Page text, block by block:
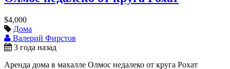
$4,000
Дома
Валерий Фирстов
3 года назад
Аренда дома в махалле Олмос недалеко от круга Рохат